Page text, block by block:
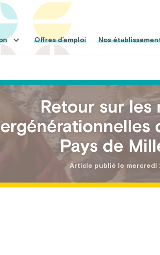
Offres d’emploi Nos
Retour sur les
Pays de
Article publié le mercredi